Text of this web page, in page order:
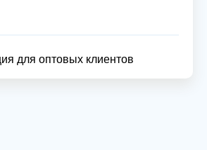
для оптовых клиентов